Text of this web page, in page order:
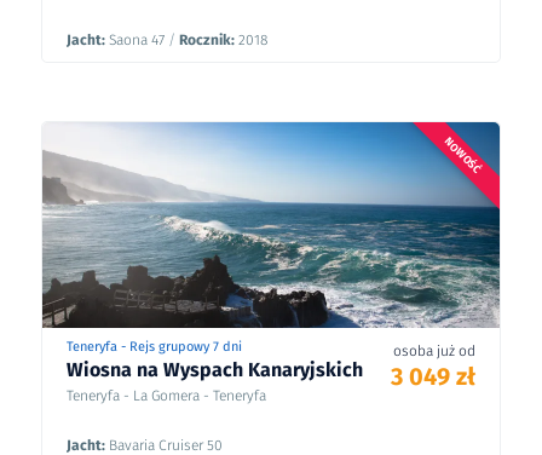
Jacht: Saona 47 / Rocznik: 2018
NOWOŚĆ
Teneryfa - Rejs grupowy 7 dni
Wiosna na Wyspach Kanaryjskich
Teneryfa - La Gomera - Teneryfa
Jacht: Bavaria Cruiser 50
osoba już od
3 049 zł